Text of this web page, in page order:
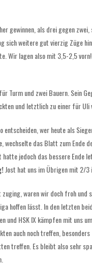
gewinnen, als drei gegen
sich weitere gut vierzig Züge
Wir lagen also mit 3,5-2,5
Turm und zwei Bauern. Sein
und letztlich zu einer für
entscheiden, wer heute als
das Blatt zum Ende
jedoch das bessere Ende
Jost hat uns im Übrigen mit 2/3
waren wir doch froh
hoffen lässt. In den letzten
und HSK IX kämpfen mit uns
auch noch treffen,
treffen. Es bleibt also sehr